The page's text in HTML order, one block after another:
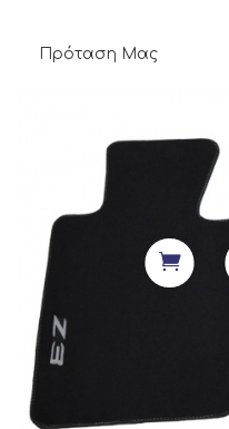
Πρόταση Μας